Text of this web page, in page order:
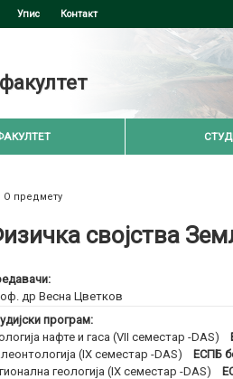
Упис Контакт
О предмету
својства
др Весна Цветков
програм:
нафте и гаса (VII семестар -DAS)
(IX семестар -DAS)
ЕСПБ
геологија (IX семестар -DAS)